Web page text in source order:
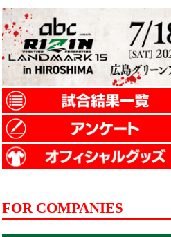
FOR COMPANIES